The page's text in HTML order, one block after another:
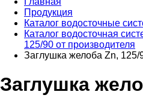
Продукция
Каталог водосточные
Каталог водосточная
125/90 от производителя
Заглушка желоба Zn, 125/
Заглушка